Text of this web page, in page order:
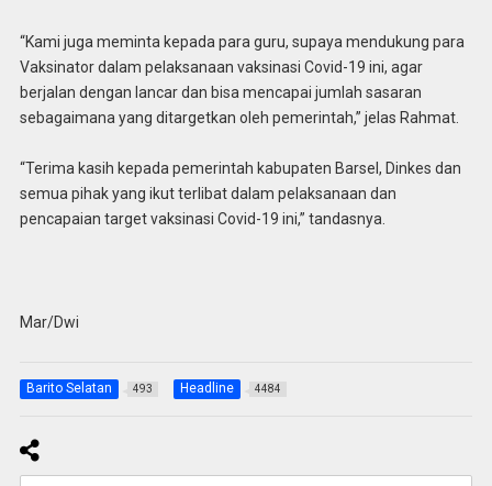
“Kami juga meminta kepada para guru, supaya mendukung para
Vaksinator dalam pelaksanaan vaksinasi Covid-19 ini, agar
berjalan dengan lancar dan bisa mencapai jumlah sasaran
sebagaimana yang ditargetkan oleh pemerintah,” jelas Rahmat.
“Terima kasih kepada pemerintah kabupaten Barsel, Dinkes dan
semua pihak yang ikut terlibat dalam pelaksanaan dan
pencapaian target vaksinasi Covid-19 ini,” tandasnya.
Mar/Dwi
Barito Selatan 493 Headline 4484